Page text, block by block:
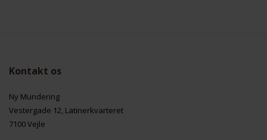
Kontakt os
Ny Mundering
Vestergade 12, Latinerkvarteret
7100 Vejle